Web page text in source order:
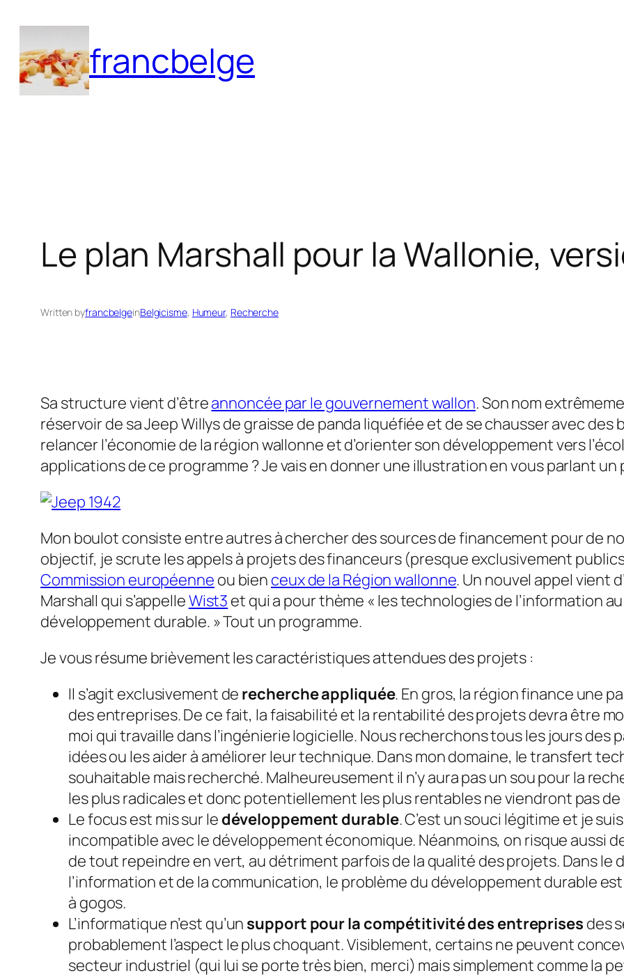
contenu
francbelge
Le plan Marshall pour la Wallonie,
Written byfrancbelgeinBelgicisme, Humeur, Recherche
Sa structure vient d’êtreannoncée par le gouvernement wallon. Son nom
réservoir de sa Jeep Willys de graisse de panda liquéfiée et de se chausser avec des
relancer l’économie de la région wallonne et d’orienter son développement vers
applications de ce programme ? Je vais en donner une illustration en vous parlant un
Mon boulot consiste entre autres à chercher des sources de financement pour de
objectif, je scrute les appels à projets des financeurs (presque exclusivement
Commission européenne ou bien ceux de la Région wallonne. Un nouvel appel vient
Marshall qui s’appelleWist3 et qui a pour thème « les technologies de l’information
développement durable. » Tout un programme.
Je vous résume brièvement les caractéristiques attendues des projets :
Il s’agit exclusivement de recherche appliquée. En gros, la région finance une
des entreprises. De ce fait, la faisabilité et la rentabilité des projets devra être
moi qui travaille dans l’ingénierie logicielle. Nous recherchons tous les jours
idées ou les aider à améliorer leur technique. Dans mon domaine, le transfert
souhaitable mais recherché. Malheureusement il n’y aura pas un sou pour la
les plus radicales et donc potentiellement les plus rentables ne viendront pas
Le focus est mis sur le développement durable. C’est un souci légitime et je
incompatible avec le développement économique. Néanmoins, on risque aussi
de tout repeindre en vert, au détriment parfois de la qualité des projets. Dans le
l’information et de la communication, le problème du développement durable
à gogos.
L’informatique n’est qu’un support pour la compétitivité des entreprises des
probablement l’aspect le plus choquant. Visiblement, certains ne peuvent
secteur industriel (qui lui se porte très bien, merci) mais simplement comme la